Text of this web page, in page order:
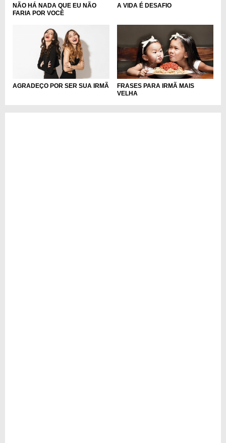
NÃO HÁ NADA QUE EU NÃO
FARIA POR VOCÊ
A VIDA É DESAFIO
AGRADEÇO POR SER SUA IRMÃ
FRASES PARA IRMÃ MAIS
VELHA